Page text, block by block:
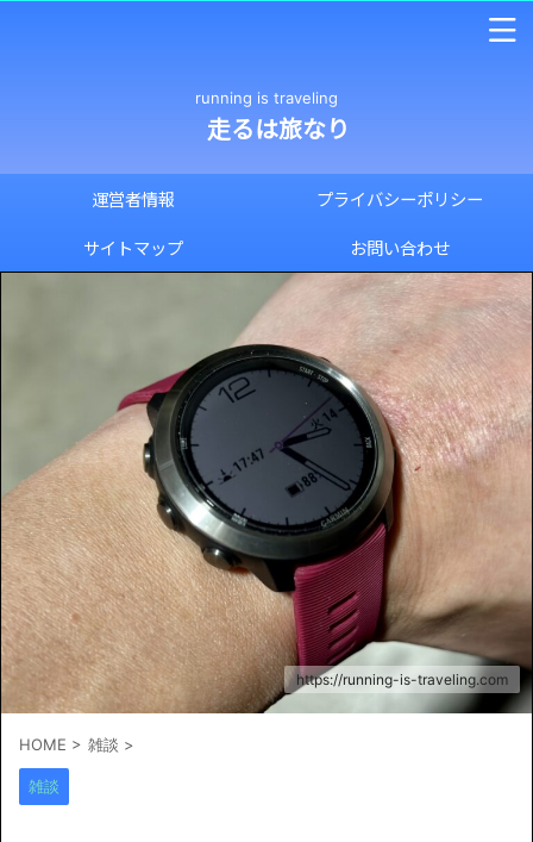
running is traveling
走るは旅なり
運営者情報
プライバシーポリシー
サイトマップ
お問い合わせ
https://running-is-traveling.com
HOME > 雑談 >
雑談